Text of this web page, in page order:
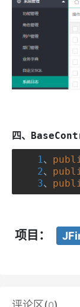
四、
1、
2、
3、
项目：